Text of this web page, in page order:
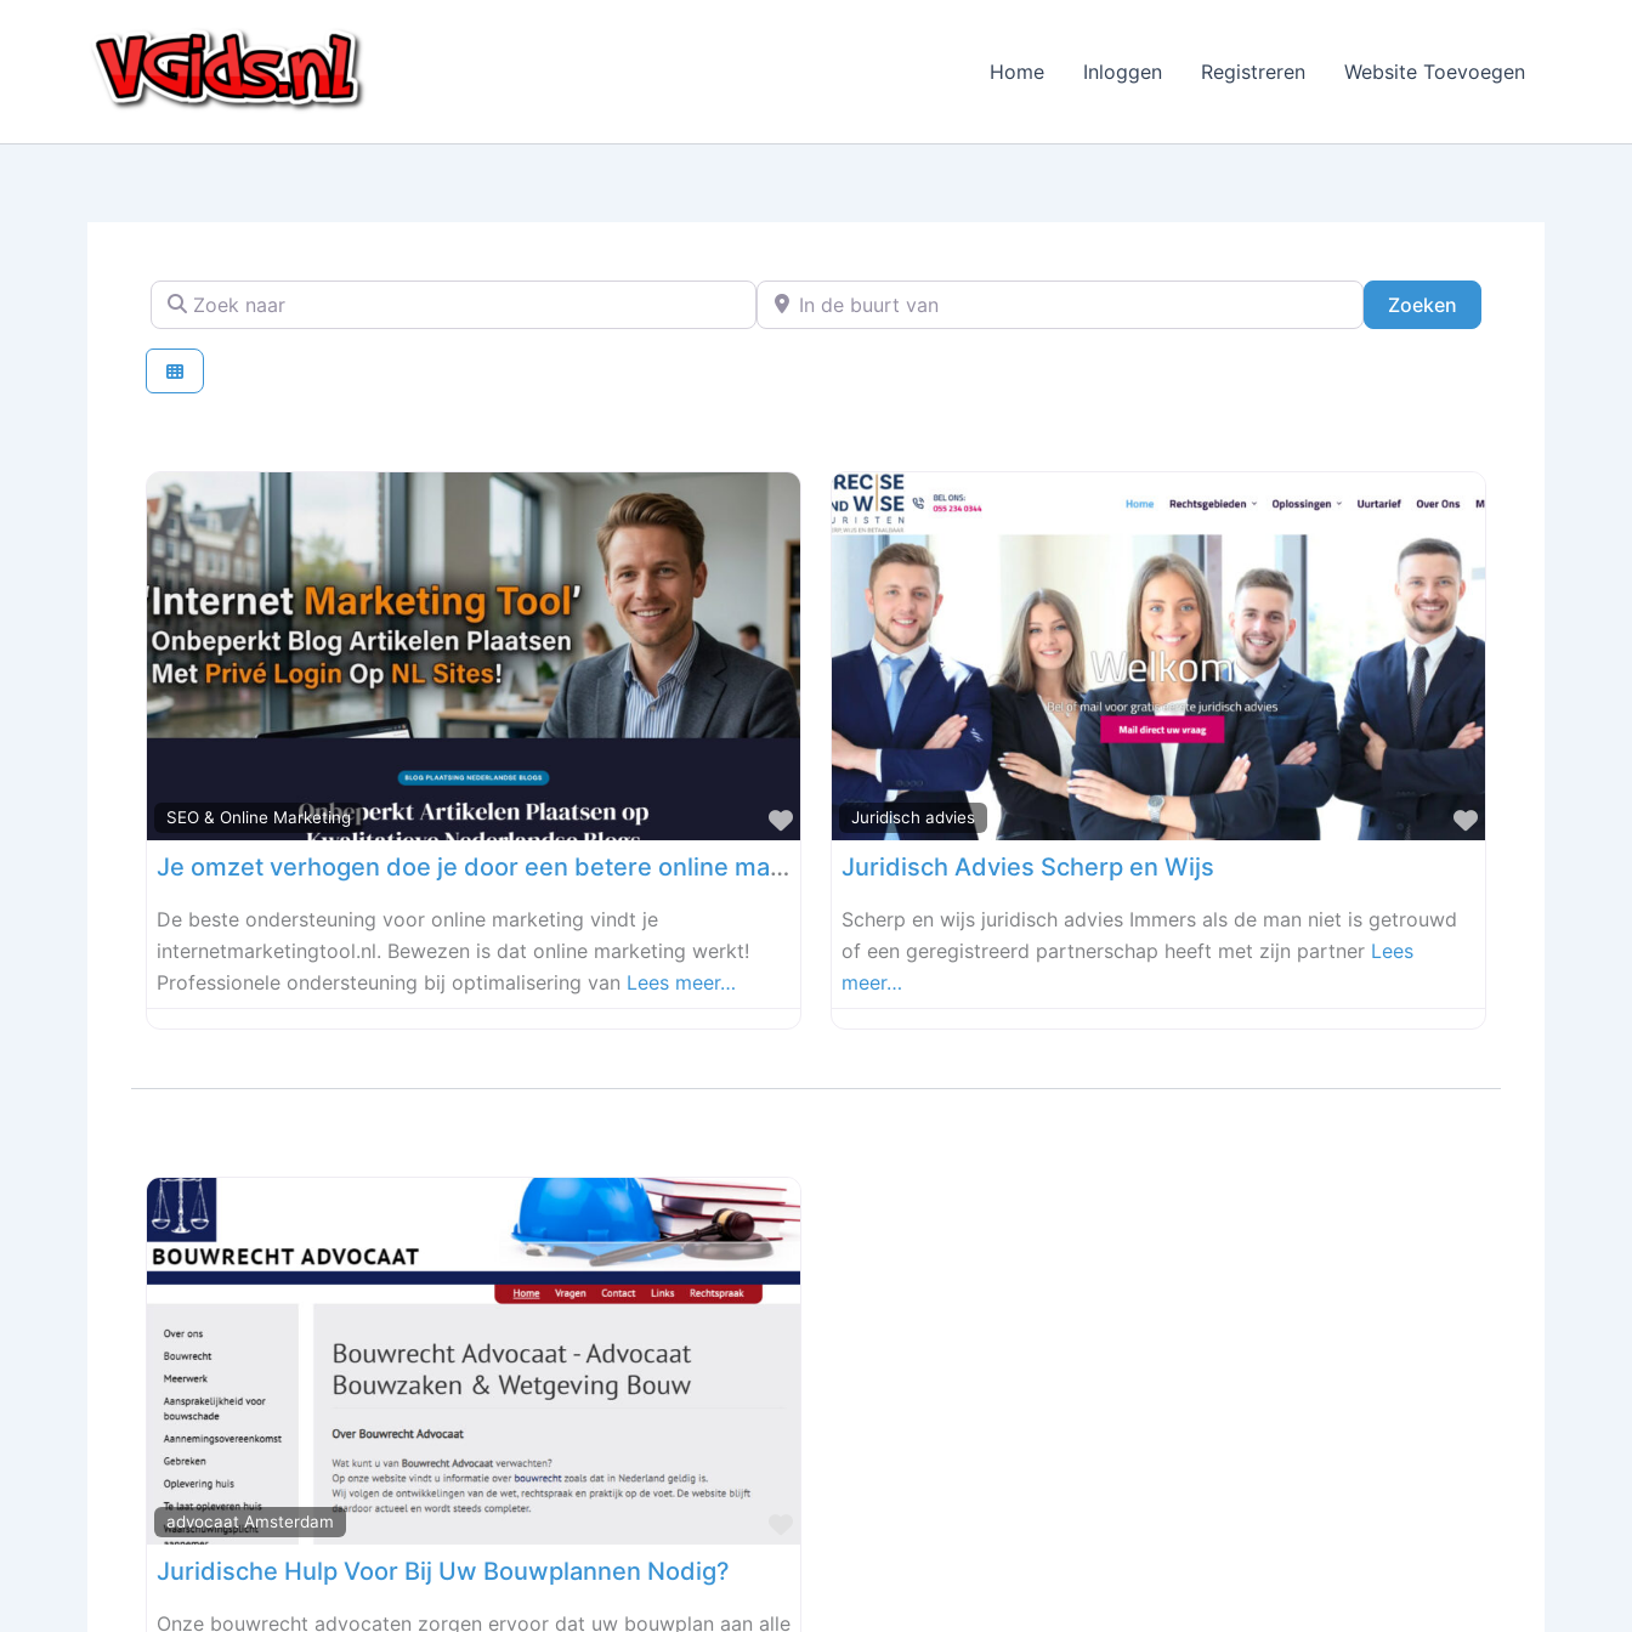
Home Inloggen Registreren Website Toevoegen
Zoek naar In de buurt van
ZoekenZoeken
SEO & Online Marketing
Favoriet
Je omzet verhogen doe je door een betere online marketing
De beste ondersteuning voor online marketing vindt je
internetmarketingtool.nl. Bewezen is dat online marketing werkt!
Professionele ondersteuning bij optimalisering van Lees meer…
Juridisch advies
Favoriet
Juridisch Advies Scherp en Wijs
Scherp en wijs juridisch advies Immers als de man niet is getrouwd
of een geregistreerd partnerschap heeft met zijn partner Lees
meer…
advocaat Amsterdam
Juridische Hulp Voor Bij Uw Bouwplannen Nodig?
Onze bouwrecht advocaten zorgen ervoor dat uw bouwplan aan alle